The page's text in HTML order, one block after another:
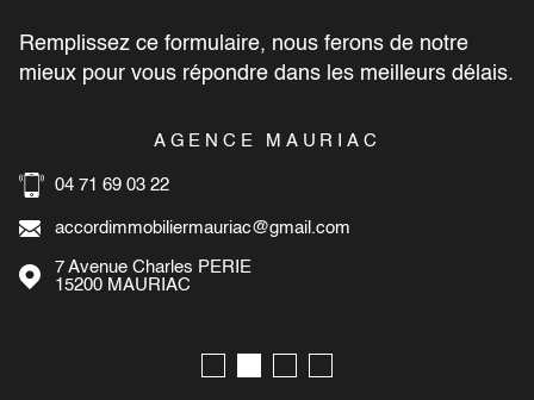
Remplissez ce formulaire, nous ferons de notre
mieux pour vous répondre dans les meilleurs délais.
AGENCE MAURIAC
04 71 69 03 22
accordimmobiliermauriac@gmail.com
7 Avenue Charles PERIE
15200
MAURIAC